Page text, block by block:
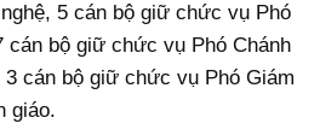
5 cán bộ giữ chức vụ Phó
cán bộ giữ chức vụ Phó Chánh
3 cán bộ giữ chức vụ Phó Giám
giáo.